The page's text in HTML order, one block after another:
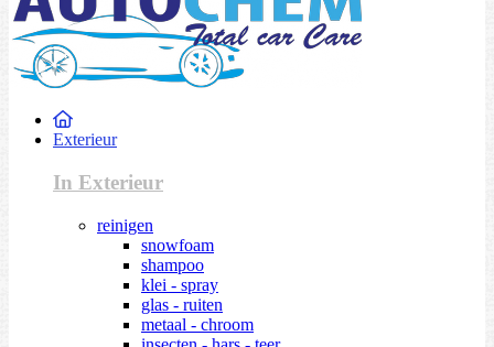
Exterieur
In Exterieur
reinigen
snowfoam
shampoo
klei - spray
glas - ruiten
metaal - chroom